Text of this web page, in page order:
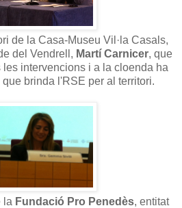
de la Casa-Museu Vil·la Casals,
del Vendrell, Martí Carnicer, que
les intervencions i a la cloenda ha
brinda l'RSE per al territori.
la Fundació Pro Penedès, entitat